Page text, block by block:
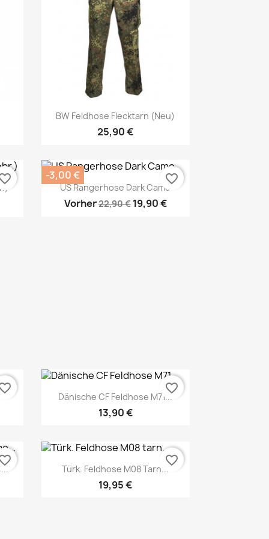
Vorschau
BW Feldhose Flecktarn (Neu)
25,90 €
US Rangerhose Dark Camo
Vorher22,90 € 19,90 €
-3,00 € favorite_border
Dänische CF Feldhose M71...
13,90 €
favorite_border
Türk. Feldhose M08 Tarn...
19,95 €
favorite_border